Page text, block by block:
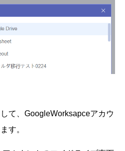
て、GoogleWorksapceアカウ
す。